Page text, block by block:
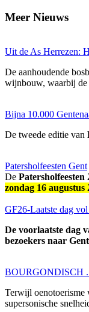
Meer Nieuws
Uit de As Herrezen:
De aanhoudende
wijnbouw, waarbij de
Bijna 10.000
De tweede editie van
Patersholfeesten Gent
De Patersholfeesten
zondag 16 augustus
GF26-Laatste dag vol
De voorlaatste dag
bezoekers naar
BOURGONDISCH
Terwijl oenotoerisme
supersonische